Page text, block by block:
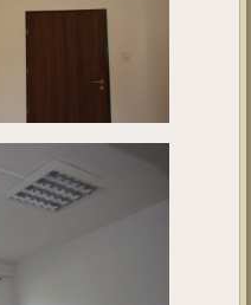
helyszínét tekinthetik
2019. május hónapban